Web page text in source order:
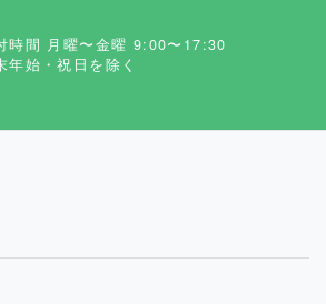
時間 月曜〜金曜 9:00〜17:30
年始・祝日を除く